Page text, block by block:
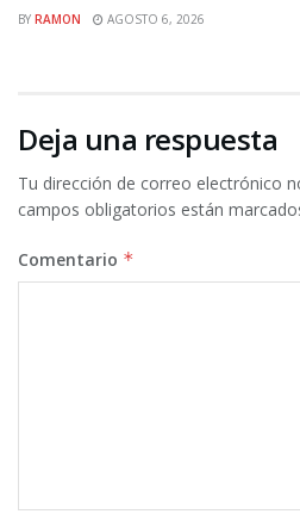
BY RAMON AGOSTO 6, 2026
Deja una respuesta
Tu dirección de correo electrónico
campos obligatorios están
Comentario *